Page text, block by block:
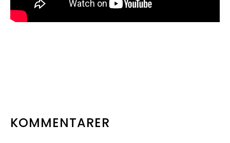
LÆSERINTERAKTIONER
KOMMENTARER